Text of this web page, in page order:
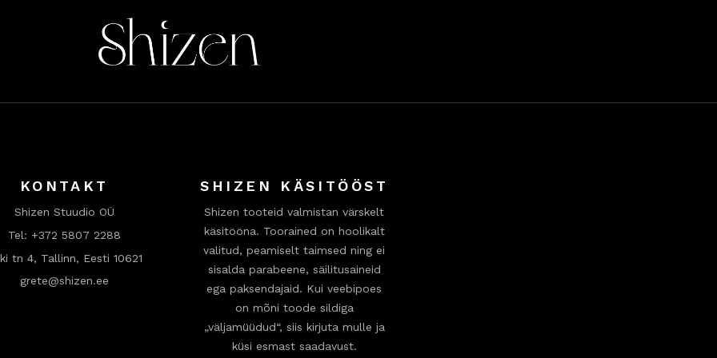
KONTAKT
Shizen Stuudio OÜ
Tel: +372 5807 2288
tn 4, Tallinn, Eesti 10621
grete@shizen.ee
SHIZEN KÄSITÖÖST
Shizen tooteid valmistan värskelt
käsitööna. Toorained on hoolikalt
valitud, peamiselt taimsed ning ei
sisalda parabeene, säilitusaineid
ega paksendajaid. Kui veebipoes
on mõni toode sildiga
„väljamüüdud“, siis kirjuta mulle ja
küsi esmast saadavust.